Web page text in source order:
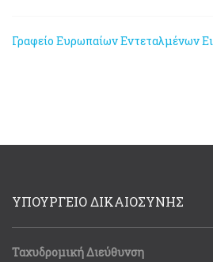
Γραφείο Ευρωπαίων Εντεταλμένων
ΥΠΟΥΡΓΕΙΟ ΔΙΚΑΙΟΣΥΝΗΣ
Ταχυδρομική Διεύθυνση